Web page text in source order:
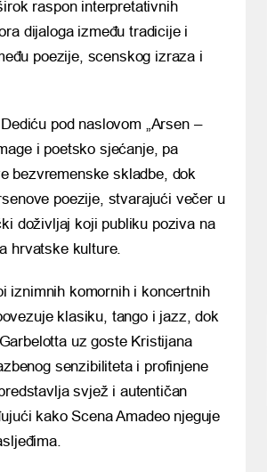
raspon interpretativnih
dijaloga između tradicije i
poezije, scenskog izraza i
pod naslovom „Arsen –
i poetsko sjećanje, pa
bezvremenske skladbe, dok
poezije, stvarajući večer u
doživljaj koji publiku poziva na
hrvatske kulture.
iznimnih komornih i koncertnih
klasiku, tango i jazz, dok
uz goste Kristijana
senzibiliteta i profinjene
svjež i autentičan
kako Scena Amadeo njeguje